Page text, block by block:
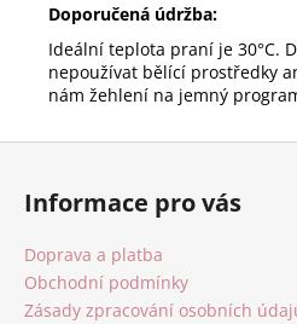
Doporučená údržba:
Ideální teplota praní je 30°C.
nepoužívat bělící prostředky
nám žehlení na jemný
Z
Informace pro vás
Doprava a platba
Obchodní podmínky
Zásady zpracování osobních